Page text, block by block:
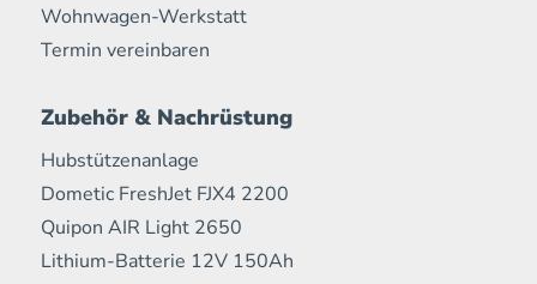
Wohnwagen-Werkstatt
Termin vereinbaren
Zubehör & Nachrüstung
Hubstützenanlage
Dometic FreshJet FJX4 2200
Quipon AIR Light 2650
Lithium-Batterie 12V 150Ah